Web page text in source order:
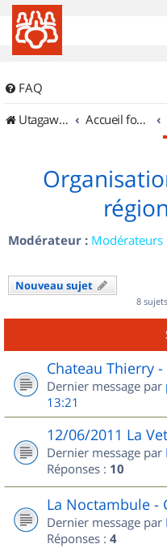
FAQ
UtagawaVTT (Randos VTT et VTTAE avec traces GPS)
Accueil forum
Modérateur : Modérateurs
Nouveau sujet
8
Chateau Thierry
Dernier message par
13:21
12/06/2011 La
Dernier message par
Réponses : 10
La Noctambule -
Dernier message par
Réponses : 4